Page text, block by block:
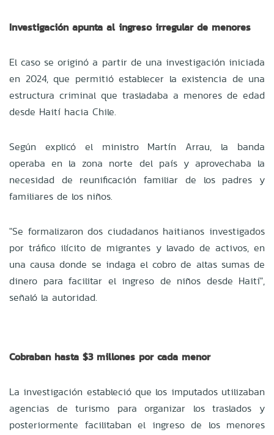
Investigación apunta al ingreso irregular de menores
El caso se originó a partir de una investigación iniciada
en 2024, que permitió establecer la existencia de una
estructura criminal que trasladaba a menores de edad
desde Haití hacia Chile.
Según explicó el ministro Martín Arrau, la banda
operaba en la zona norte del país y aprovechaba la
necesidad de reunificación familiar de los padres y
familiares de los niños.
"Se formalizaron dos ciudadanos haitianos investigados
por tráfico ilícito de migrantes y lavado de activos, en
una causa donde se indaga el cobro de altas sumas de
dinero para facilitar el ingreso de niños desde Haití",
señaló la autoridad.
Cobraban hasta $3 millones por cada menor
La investigación estableció que los imputados utilizaban
agencias de turismo para organizar los traslados y
posteriormente facilitaban el ingreso de los menores